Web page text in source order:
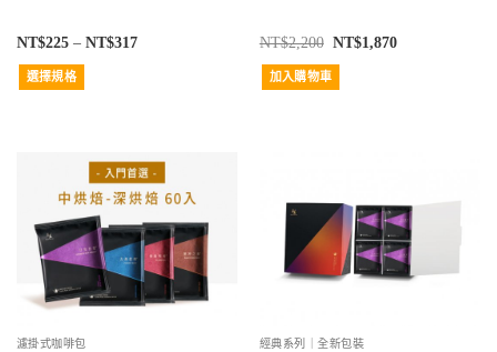
NT$225– NT$317
選擇規格
NT$2,200 NT$1,870
加入購物車
濾掛式咖啡包 經典系列｜全新包裝